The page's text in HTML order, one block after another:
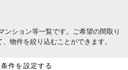
ンション等一覧です。ご希望の間取り
物件を絞り込むことができます。
件を設定する